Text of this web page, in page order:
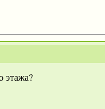
этажа?